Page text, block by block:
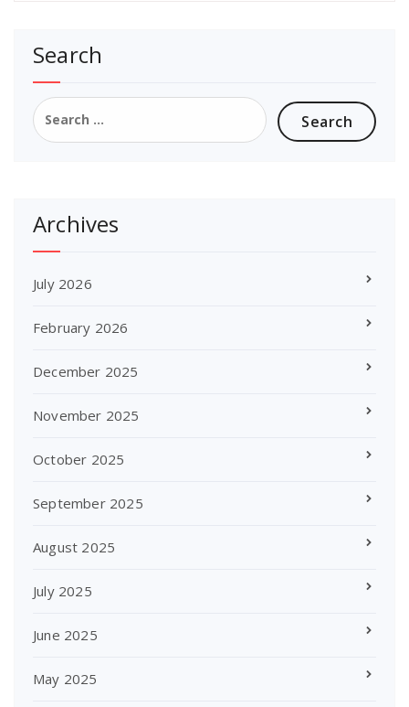
Search
Search
for:
Archives
July 2026
February 2026
December 2025
November 2025
October 2025
September 2025
August 2025
July 2025
June 2025
May 2025